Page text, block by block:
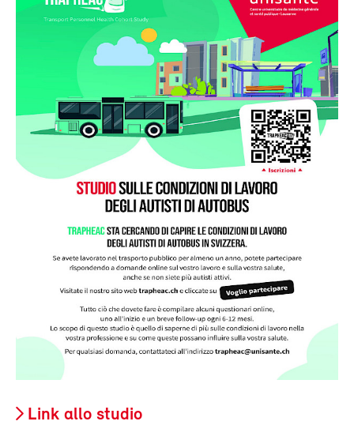
Link allo studio